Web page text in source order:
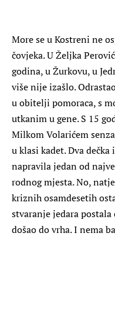
More se u Kostreni ne
čovjeka. U Željka
godina, u Žurkovu, u
više nije izašlo.
u obitelji pomoraca, s
utkanim u gene. S 15
Milkom Volarićem
u klasi kadet. Dva
napravila jedan od
rodnog mjesta. No,
kriznih osamdesetih
stvaranje jedara
došao do vrha. I nema